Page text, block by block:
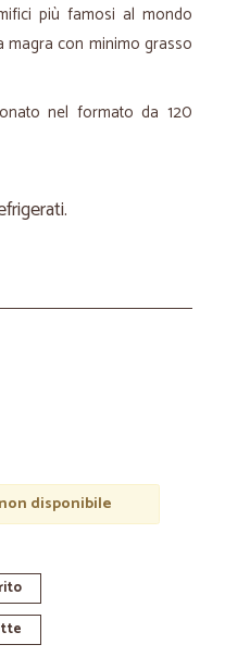
più famosi al mondo
con minimo grasso
nel formato da 120
disponibile